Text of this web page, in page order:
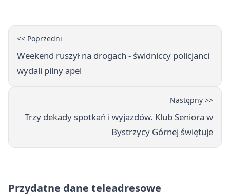
<< Poprzedni
Weekend ruszył na drogach - świdniccy policjanci
wydali pilny apel
Następny >>
Trzy dekady spotkań i wyjazdów. Klub Seniora w
Bystrzycy Górnej świętuje
Przydatne dane teleadresowe